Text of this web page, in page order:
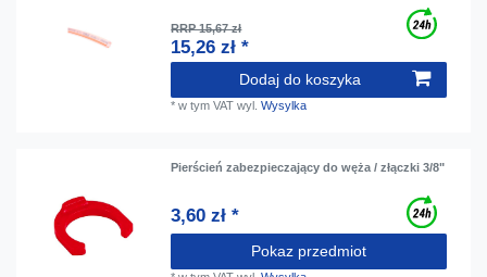
RRP 15,67 zł
15,26 zł *
Dodaj do koszyka
*w tym VAT wyl.Wysylka
Pierścień zabezpieczający do węża / złączki 3/8"
3,60 zł *
Pokaz przedmiot